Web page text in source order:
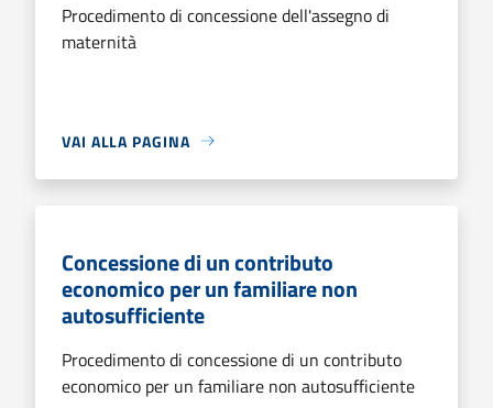
Procedimento di concessione dell'assegno di
maternità
VAI ALLA PAGINA
Concessione di un contributo
economico per un familiare non
autosufficiente
Procedimento di concessione di un contributo
economico per un familiare non autosufficiente